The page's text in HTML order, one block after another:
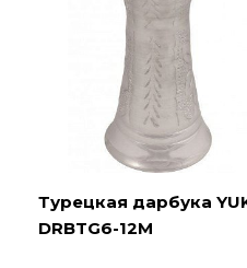
Турецкая дарбука
DRBTG6-12M